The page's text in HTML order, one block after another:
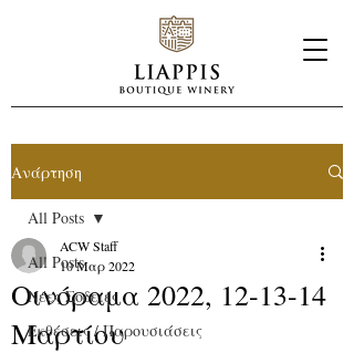
Ανάρτηση
All Posts
Νέες Σοδειές
Εκθέσεις / Παρουσιάσεις
All Posts
Οινόραμα 2022, 12-13-14
Μαρτίου
ACW Staff
10 Μαρ 2022